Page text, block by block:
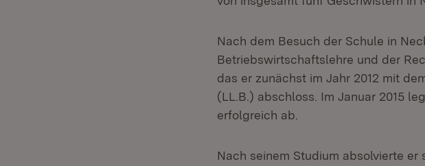
Nach dem Besuch der Schule in
Betriebswirtschaftslehre und der
das er zunächst im Jahr 2012 mit
(LL.B.) abschloss. Im Januar 2015
erfolgreich ab.
Nach seinem Studium absolvierte